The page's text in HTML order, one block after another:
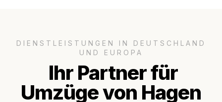
DIENSTLEISTUNGEN IN DEUTSCHLAND
UND EUROPA
Ihr Partner für
Umzüge von Hagen